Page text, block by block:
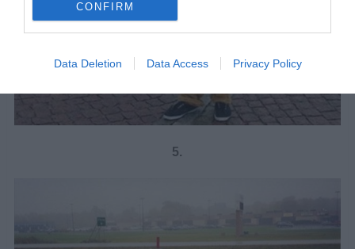
CONFIRM
Data Deletion Data Access Privacy Policy
5.